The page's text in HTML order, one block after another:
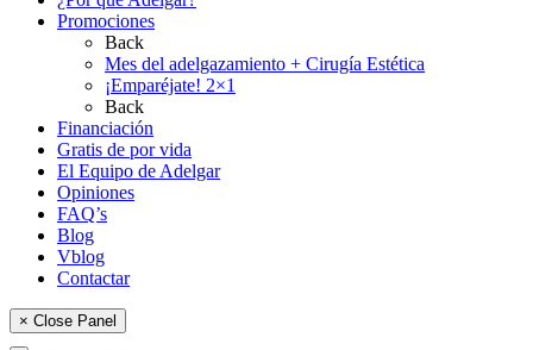
Promociones
Back
Mes del adelgazamiento + Cirugía Estética
¡Emparéjate! 2×1
Back
Financiación
Gratis de por vida
El Equipo de Adelgar
Opiniones
FAQ’s
Blog
Vblog
Contactar
× Close Panel